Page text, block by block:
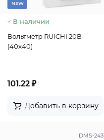
NEW
В наличии
Вольтметр RUICHI 20В
(40х40)
101.22 ₽
Добавить в корзину
DMS-243